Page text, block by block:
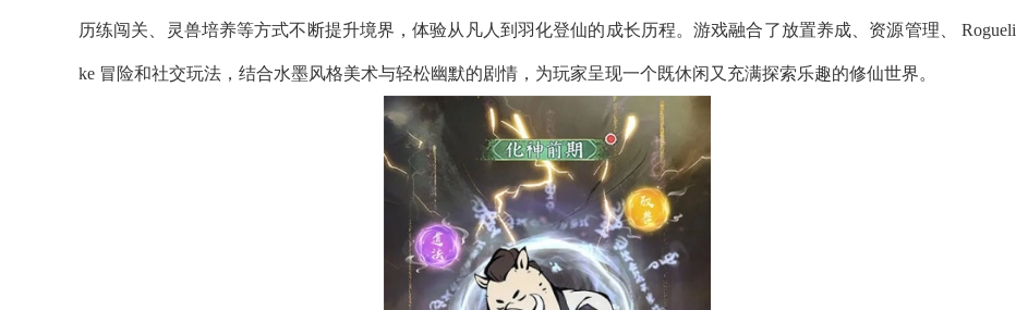
历练闯关、灵兽培养等方式不断提升境界，体验从凡人到羽化登仙的成长历程。游戏融合了放置养成、资源管理、 Rogueli
ke 冒险和社交玩法，结合水墨风格美术与轻松幽默的剧情，为玩家呈现一个既休闲又充满探索乐趣的修仙世界。